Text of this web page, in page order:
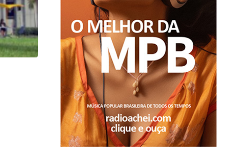
Açaí é reconhecido oficialmente como fruto
21/01/2026